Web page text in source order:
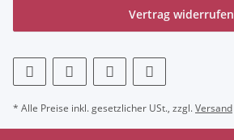
Vertrag widerrufen
* Alle Preise inkl. gesetzlicher USt., zzgl.Versand